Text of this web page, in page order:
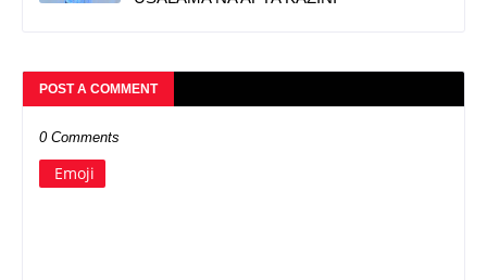
POST A COMMENT
0 Comments
Emoji